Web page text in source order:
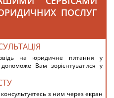
ПОСЛУГ
на юридичне питання у
Вам зорієнтуватися у
з ним через екран